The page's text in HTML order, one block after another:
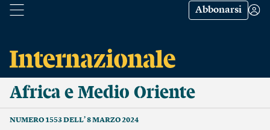
Abbonarsi
Africa e Medio Oriente
NUMERO 1553 DELL’ 8 MARZO 2024